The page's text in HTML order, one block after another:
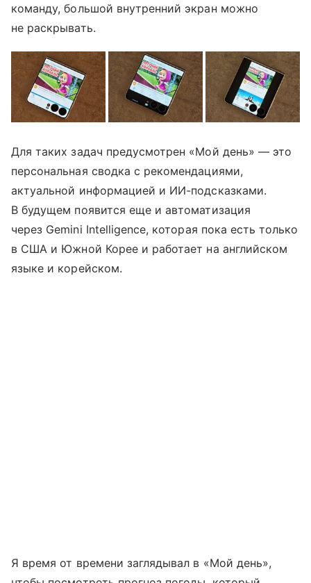
команду, большой внутренний экран можно
не раскрывать.
Для таких задач предусмотрен «Мой день» — это
персональная сводка с рекомендациями,
актуальной информацией и ИИ-подсказками.
В будущем появится еще и автоматизация
через Gemini Intelligence, которая пока есть только
в США и Южной Корее и работает на английском
языке и корейском.
Я время от времени заглядывал в «Мой день»,